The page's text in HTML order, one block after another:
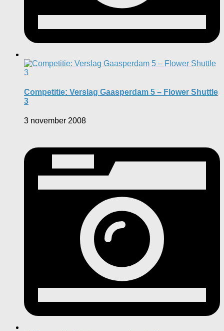
Competitie: Verslag Gaasperdam 5 – Flower Shuttle
3
3 november 2008